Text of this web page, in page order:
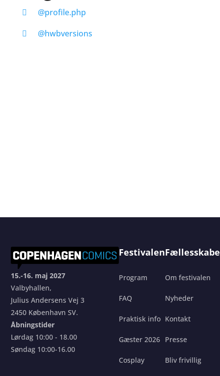
@profile.php
@hwbversions
15.-16. maj 2027
Valbyhallen,
Julius Andersens Vej 3
2450 København SV.
Åbningstider
Lørdag 10:00 - 18.00
Søndag 10:00-16.00
Festivalen
Program
FAQ
Praktisk info
Gæster 2026
Cosplay
Om festivalen
Nyheder
Kontakt
Presse
Bliv frivillig